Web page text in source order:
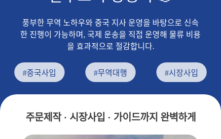
풍부한 무역 노하우와 중국 지사 운영을 바탕으로 신속
한 진행이 가능하며, 국제 운송을 직접 운영해 물류 비용
을 효과적으로 절감합니다.
#중국사입 #무역대행 #시장사입
주문제작 · 시장사입 · 가이드까지 완벽하게